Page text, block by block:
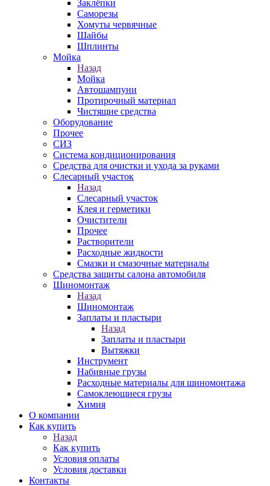
Заклёпки
Саморезы
Хомуты червячные
Шайбы
Шплинты
Мойка
Назад
Мойка
Автошампуни
Протирочный материал
Чистящие средства
Оборудование
Прочее
СИЗ
Система кондиционирования
Средства для очистки и ухода за руками
Слесарный участок
Назад
Слесарный участок
Клея и герметики
Очистители
Прочее
Растворители
Расходные жидкости
Смазки и смазочные материалы
Средства защиты салона автомобиля
Шиномонтаж
Назад
Шиномонтаж
Заплаты и пластыри
Назад
Заплаты и пластыри
Вытяжки
Инструмент
Набивные грузы
Расходные материалы для шиномонтажа
Самоклеющиеся грузы
Химия
О компании
Как купить
Назад
Как купить
Условия оплаты
Условия доставки
Контакты